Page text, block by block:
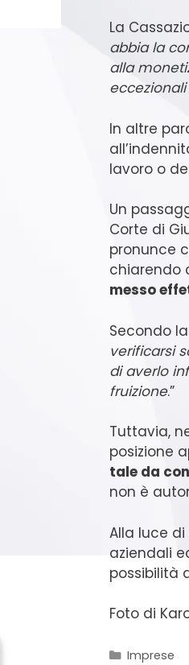
La
abbia la
alla
In altre
lavoro o
Un
Corte di
pronunce
chiarendo
messo
Secondo
verificarsi
di averlo
fruizione.”
Tuttavia,
posizione
tale da
non è
Alla luce
aziendali
possibilità
Foto di
Imprese